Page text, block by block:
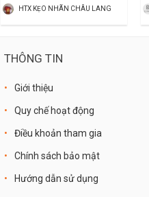
HTX KẸO NHÃN CHÂU LANG
THÔNG TIN
Giới thiệu
Quy chế hoạt động
Điều khoản tham gia
Chính sách bảo mật
Hướng dẫn sử dụng